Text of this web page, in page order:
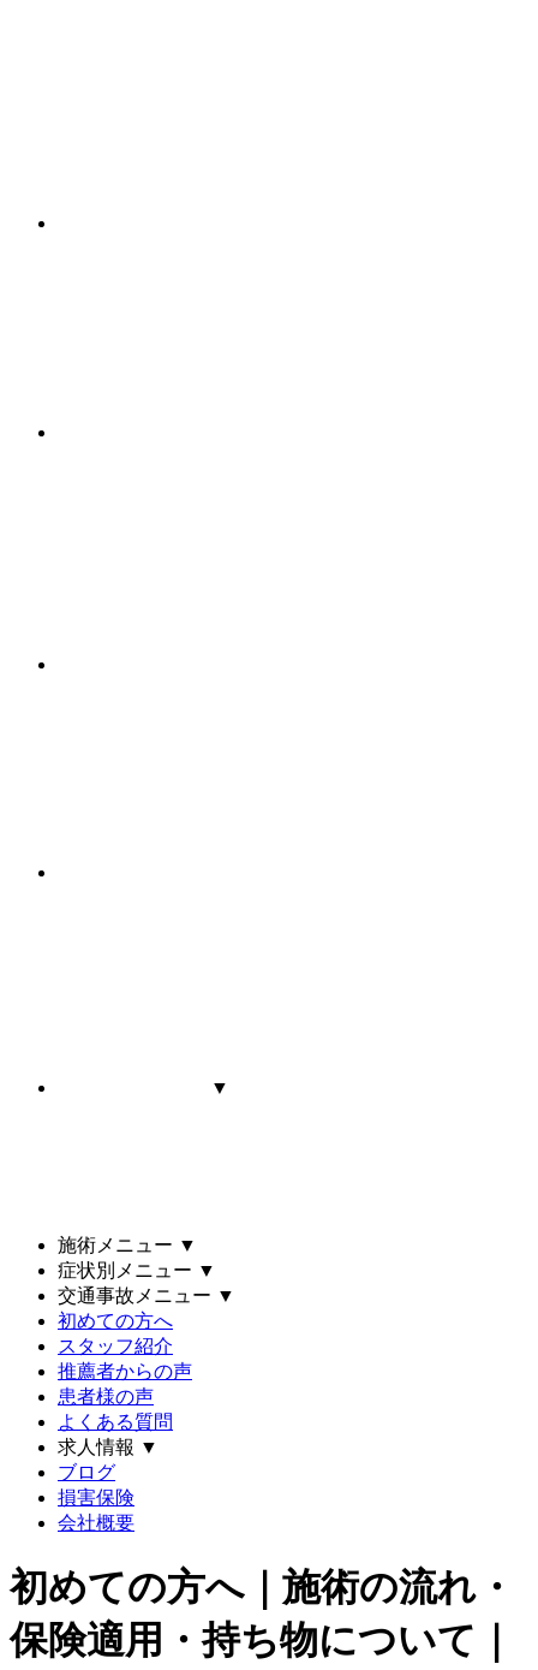
▼
施術メニュー ▼
症状別メニュー ▼
交通事故メニュー ▼
初めての方へ
スタッフ紹介
推薦者からの声
患者様の声
よくある質問
求人情報 ▼
ブログ
損害保険
会社概要
初めての方へ｜施術の流れ・
保険適用・持ち物について｜